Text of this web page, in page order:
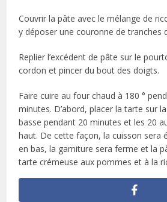
Couvrir la pâte avec le mélange de
y déposer une couronne de tranches
Replier l’excédent de pâte sur le
cordon et pincer du bout des doigts.
Faire cuire au four chaud à 180 °
minutes. D’abord, placer la tarte sur
basse pendant 20 minutes et les 20
haut. De cette façon, la cuisson sera
en bas, la garniture sera ferme et la
tarte crémeuse aux pommes et à la